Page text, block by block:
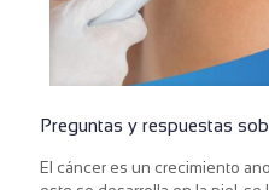
Preguntas y respuestas
El cáncer es un crecimiento